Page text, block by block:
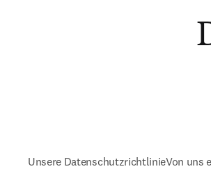
Unsere DatenschutzrichtlinieVon uns